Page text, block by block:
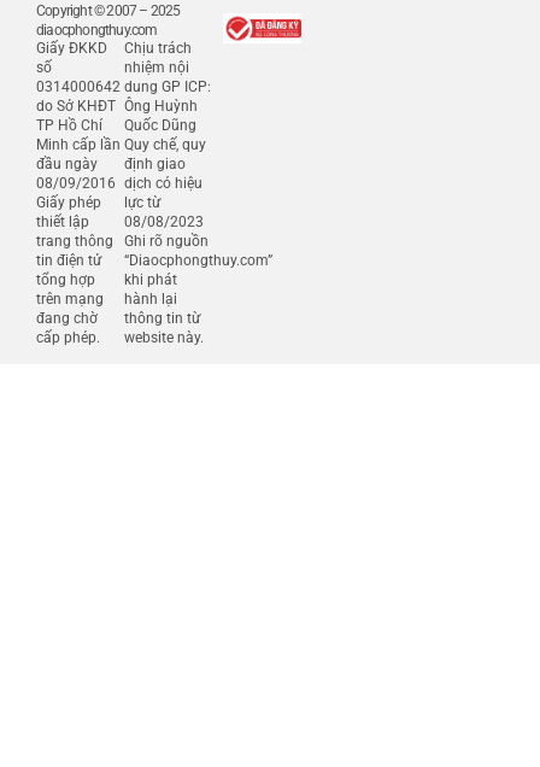
Copyright © 2007 – 2025
diaocphongthuy.com
Giấy ĐKKD
số
0314000642
do Sở KHĐT
TP Hồ Chí
Minh cấp lần
đầu ngày
08/09/2016
Giấy phép
thiết lập
trang thông
tin điện tử
tổng hợp
trên mạng
đang chờ
cấp phép.
Chịu trách
nhiệm nội
dung GP ICP:
Ông Huỳnh
Quốc Dũng
Quy chế, quy
định giao
dịch có hiệu
lực từ
08/08/2023
Ghi rõ nguồn
“Diaocphongthuy.com”
khi phát
hành lại
thông tin từ
website này.